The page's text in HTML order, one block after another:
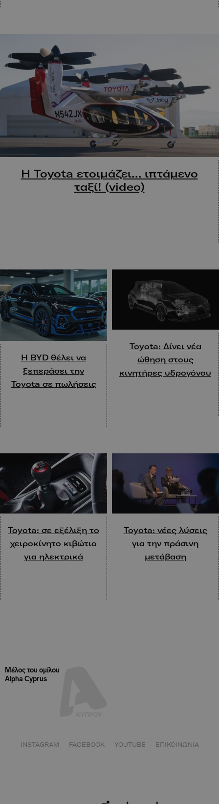
Η Toyota ετοιμάζει… ιπτάμενο
ταξί! (video)
Η BYD θέλει να
ξεπεράσει την
Toyota σε πωλήσεις
Toyota: Δίνει νέα
ώθηση στους
κινητήρες υδρογόνου
Toyota: σε εξέλιξη το
χειροκίνητο κιβώτιο
για ηλεκτρικά
Toyota: νέες λύσεις
για την πράσινη
μετάβαση
Μέλος του ομίλου
Alpha Cyprus
INSTAGRAM FACEBOOK YOUTUBE ΕΠΙΚΟΙΝΩΝΙΑ